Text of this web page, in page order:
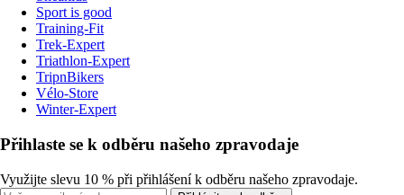
Sport is good
Training-Fit
Trek-Expert
Triathlon-Expert
TripnBikers
Vélo-Store
Winter-Expert
Přihlaste se k odběru našeho zpravodaje
Využijte slevu 10 % při přihlášení k odběru našeho zpravodaje.